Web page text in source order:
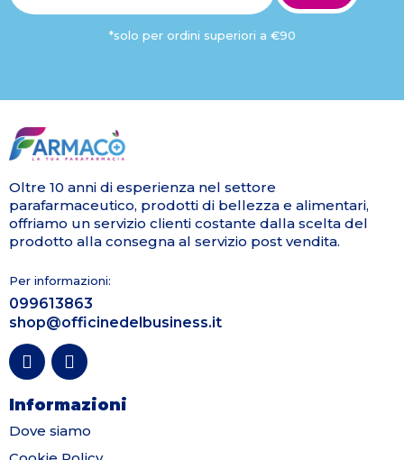
*solo per ordini superiori a €90
Oltre 10 anni di esperienza nel settore
parafarmaceutico, prodotti di bellezza e alimentari,
offriamo un servizio clienti costante dalla scelta del
prodotto alla consegna al servizio post vendita.
Per informazioni:
099613863
shop@officinedelbusiness.it
Informazioni
Dove siamo